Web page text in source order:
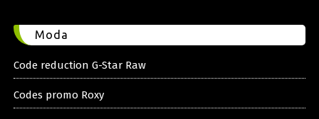
Moda
Code reduction G-Star Raw
Codes promo Roxy